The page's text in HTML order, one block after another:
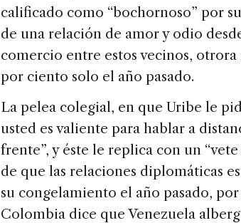
o
k
e
dI
n
re
a
d
m
ai
S
h
ar
e
calificado como “bochornoso” por
de una relación de amor y odio
comercio entre estos vecinos, otrora
por ciento solo el año pasado.
La pelea colegial, en que Uribe le
usted es valiente para hablar a
frente”, y éste le replica con un
de que las relaciones diplomáticas
su congelamiento el año pasado,
Colombia dice que Venezuela